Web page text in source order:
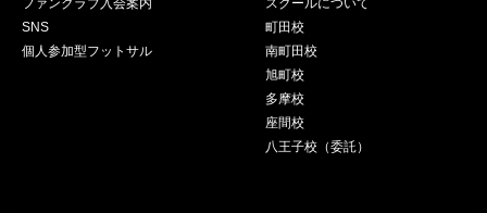
ファンクラブ入会案内
SNS
個人参加型フットサル
スクールについて
町田校
南町田校
旭町校
多摩校
座間校
八王子校（委託）